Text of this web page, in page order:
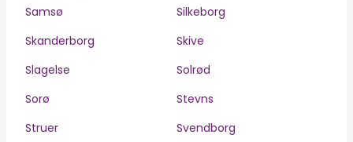
Samsø
Silkeborg
Skanderborg
Skive
Slagelse
Solrød
Sorø
Stevns
Struer
Svendborg